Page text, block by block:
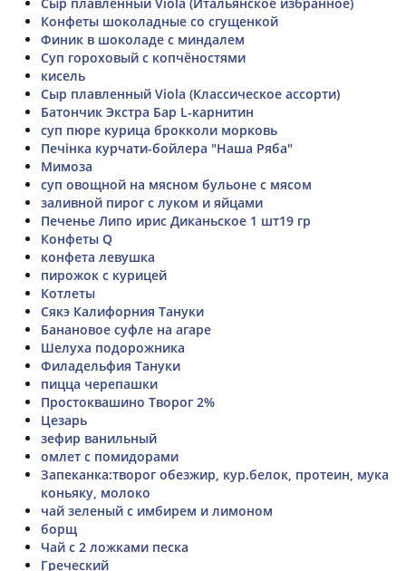
Конфеты шоколадные со сгущенкой
Финик в шоколаде с миндалем
Суп гороховый с копчёностями
кисель
Сыр плавленный Viola (Классическое ассорти)
Батончик Экстра Бар L-карнитин
суп пюре курица брокколи морковь
Печінка курчати-бойлера "Наша Ряба"
Мимоза
суп овощной на мясном бульоне с мясом
заливной пирог с луком и яйцами
Печенье Липо ирис Диканьское 1 шт19 гр
Конфеты Q
конфета левушка
пирожок с курицей
Котлеты
Сякэ Калифорния Тануки
Банановое суфле на агаре
Шелуха подорожника
Филадельфия Тануки
пицца черепашки
Простоквашино Творог 2%
Цезарь
зефир ванильный
омлет с помидорами
Запеканка:творог обезжир, кур.белок, протеин, мука
коньяку, молоко
чай зеленый с имбирем и лимоном
борщ
Чай с 2 ложками песка
Греческий